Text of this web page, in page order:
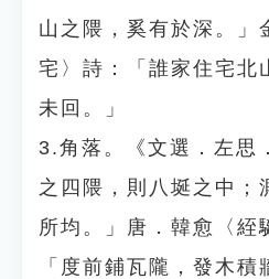
山之隈，奚有於深。」
宅〉詩：「誰家住宅北
未回。」
3.角落。《文選．左思
之四隈，則八埏之中；
所均。」唐．韓愈〈絰
「度前鋪瓦隴，發木積